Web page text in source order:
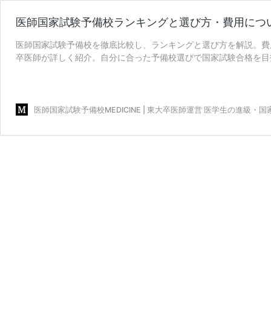
医師国家試験予備校ランキングと選び方・費用に
医師国家試験予備校を徹底比較し、ランキングと選び方を解説。
卒医師が詳しく紹介。自分に合った予備校選びで国家試験合格を
医師国家試験予備校MEDICINE | 東大卒医師運営 医学生の進級・